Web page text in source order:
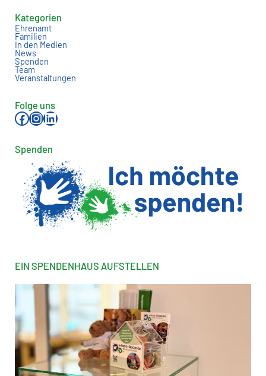
Kategorien
Ehrenamt
Familien
In den Medien
News
Spenden
Team
Veranstaltungen
Folge uns
Facebook InstagramLinkedIn
Spenden
EIN SPENDENHAUS AUFSTELLEN